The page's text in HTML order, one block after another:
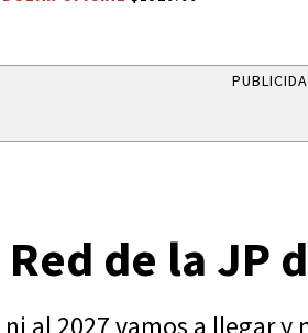
de la JP
al 2027 vamos a llegar